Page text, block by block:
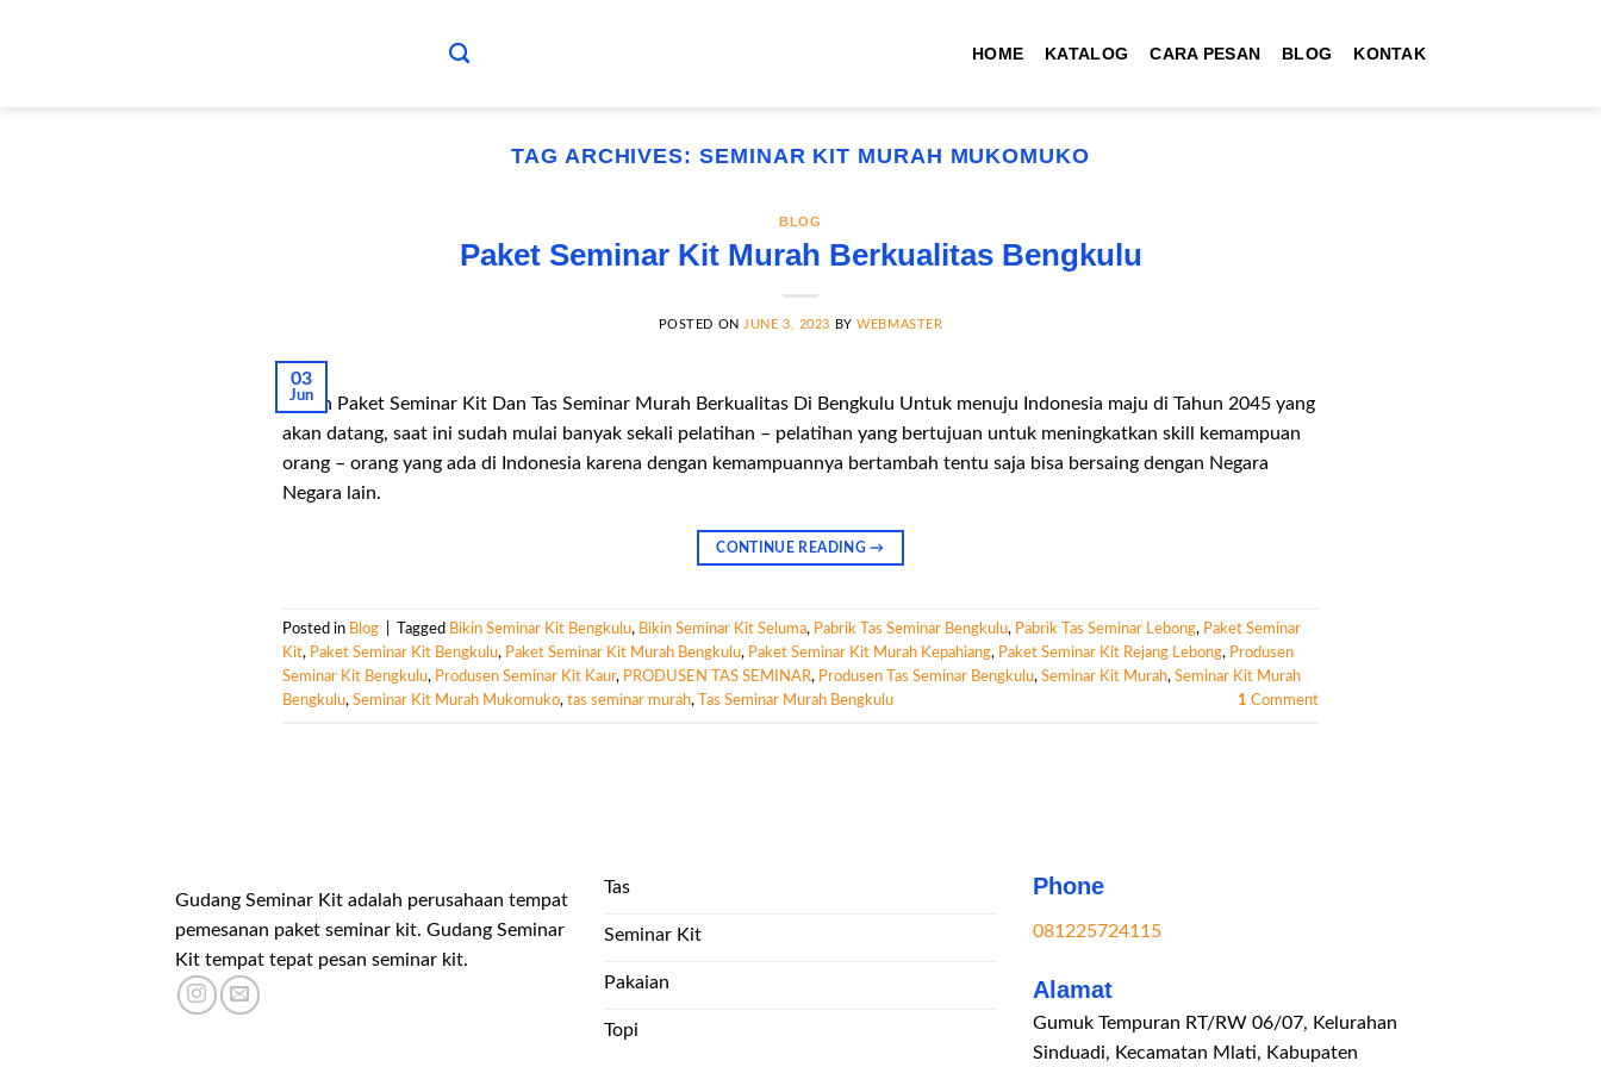
HOME KATALOG CARA PESAN BLOG KONTAK
TAG ARCHIVES: SEMINAR KIT MURAH MUKOMUKO
BLOG
Paket Seminar Kit Murah Berkualitas Bengkulu
POSTED ON JUNE 3, 2023 BYWEBMASTER
03
Jun
Pesan Paket Seminar Kit Dan Tas Seminar Murah Berkualitas Di Bengkulu Untuk menuju Indonesia maju di Tahun 2045 yang
akan datang, saat ini sudah mulai banyak sekali pelatihan – pelatihan yang bertujuan untuk meningkatkan skill kemampuan
orang – orang yang ada di Indonesia karena dengan kemampuannya bertambah tentu saja bisa bersaing dengan Negara
Negara lain.
CONTINUE READING→
Posted in Blog Tagged Bikin Seminar Kit Bengkulu, Bikin Seminar Kit Seluma, Pabrik Tas Seminar Bengkulu, Pabrik Tas Seminar Lebong, Paket Seminar
Kit, Paket Seminar Kit Bengkulu, Paket Seminar Kit Murah Bengkulu, Paket Seminar Kit Murah Kepahiang, Paket Seminar Kit Rejang Lebong, Produsen
Seminar Kit Bengkulu, Produsen Seminar Kit Kaur, PRODUSEN TAS SEMINAR, Produsen Tas Seminar Bengkulu, Seminar Kit Murah, Seminar Kit Murah
Bengkulu, Seminar Kit Murah Mukomuko, tas seminar murah, Tas Seminar Murah Bengkulu 1 Comment
Gudang Seminar Kit adalah perusahaan tempat
pemesanan paket seminar kit. Gudang Seminar
Kit tempat tepat pesan seminar kit.
Tas
Seminar Kit
Pakaian
Topi
Phone
081225724115
Alamat
Gumuk Tempuran RT/RW 06/07, Kelurahan
Sinduadi, Kecamatan Mlati, Kabupaten